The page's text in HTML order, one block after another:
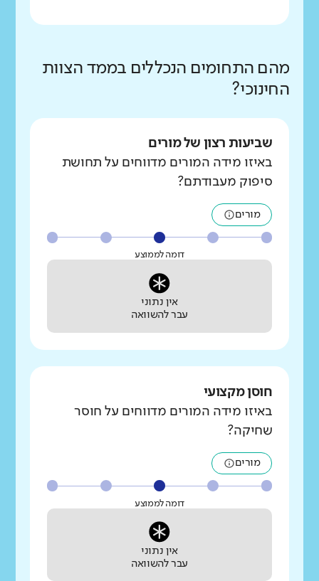
מהם התחומים הנכללים בממד הצוות
החינוכי?
שביעות רצון של מורים
באיזו מידה המורים מדווחים על תחושת
סיפוק מעבודתם?
מורים
דומה לממוצע
אין נתוני
עבר להשוואה
חוסן מקצועי
באיזו מידה המורים מדווחים על חוסר
שחיקה?
מורים
דומה לממוצע
אין נתוני
עבר להשוואה